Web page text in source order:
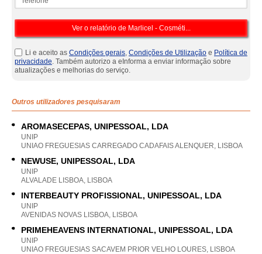
Li e aceito as Condições gerais, Condições de Utilização e Política de
privacidade. Também autorizo a eInforma a enviar informação sobre
atualizações e melhorias do serviço.
Outros utilizadores pesquisaram
AROMASECEPAS, UNIPESSOAL, LDA
UNIP
UNIAO FREGUESIAS CARREGADO CADAFAIS ALENQUER, LISBOA
NEWUSE, UNIPESSOAL, LDA
UNIP
ALVALADE LISBOA, LISBOA
INTERBEAUTY PROFISSIONAL, UNIPESSOAL, LDA
UNIP
AVENIDAS NOVAS LISBOA, LISBOA
PRIMEHEAVENS INTERNATIONAL, UNIPESSOAL, LDA
UNIP
UNIAO FREGUESIAS SACAVEM PRIOR VELHO LOURES, LISBOA